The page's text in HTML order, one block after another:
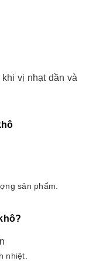
vị nhạt dần và
sản phẩm.
nhiệt.